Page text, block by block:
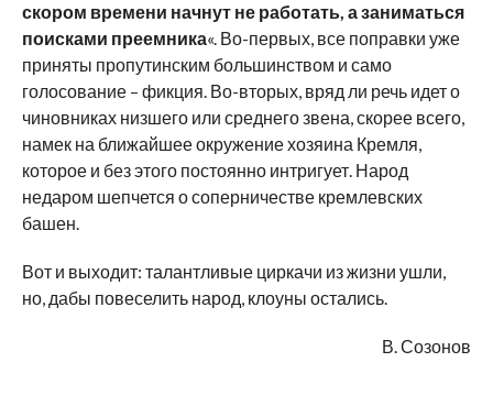
скором времени начнут не работать, а заниматься
поисками преемника«. Во-первых, все поправки уже
приняты пропутинским большинством и само
голосование – фикция. Во-вторых, вряд ли речь идет о
чиновниках низшего или среднего звена, скорее всего,
намек на ближайшее окружение хозяина Кремля,
которое и без этого постоянно интригует. Народ
недаром шепчется о соперничестве кремлевских
башен.
Вот и выходит: талантливые циркачи из жизни ушли,
но, дабы повеселить народ, клоуны остались.
В. Созонов